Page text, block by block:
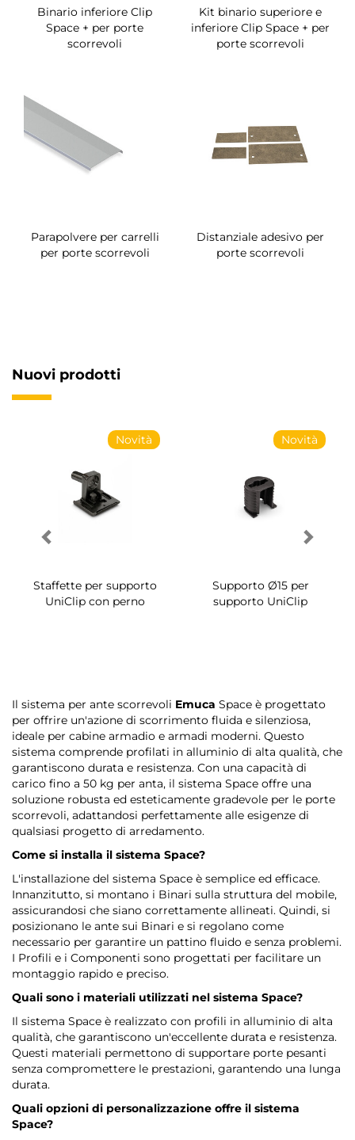
Binario inferiore Clip
Space + per porte
scorrevoli
Kit binario superiore e
inferiore Clip Space + per
porte scorrevoli
Parapolvere per carrelli
per porte scorrevoli
Distanziale adesivo per
porte scorrevoli
Nuovi prodotti
Novità
Staffette per supporto
UniClip con perno
Novità
Supporto Ø15 per
supporto UniClip
Il sistema per ante scorrevoli Emuca Space è progettato
per offrire un'azione di scorrimento fluida e silenziosa,
ideale per cabine armadio e armadi moderni. Questo
sistema comprende profilati in alluminio di alta qualità, che
garantiscono durata e resistenza. Con una capacità di
carico fino a 50 kg per anta, il sistema Space offre una
soluzione robusta ed esteticamente gradevole per le porte
scorrevoli, adattandosi perfettamente alle esigenze di
qualsiasi progetto di arredamento.
Come si installa il sistema Space?
L'installazione del sistema Space è semplice ed efficace.
Innanzitutto, si montano i Binari sulla struttura del mobile,
assicurandosi che siano correttamente allineati. Quindi, si
posizionano le ante sui Binari e si regolano come
necessario per garantire un pattino fluido e senza problemi.
I Profili e i Componenti sono progettati per facilitare un
montaggio rapido e preciso.
Quali sono i materiali utilizzati nel sistema Space?
Il sistema Space è realizzato con profili in alluminio di alta
qualità, che garantiscono un'eccellente durata e resistenza.
Questi materiali permettono di supportare porte pesanti
senza compromettere le prestazioni, garantendo una lunga
durata.
Quali opzioni di personalizzazione offre il sistema
Space?